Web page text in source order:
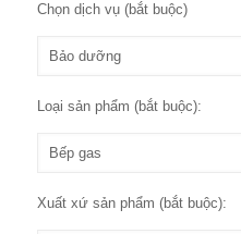
Chọn dịch vụ (bắt buộc)
Loại sản phẩm (bắt buộc):
Xuất xứ sản phẩm (bắt buộc):